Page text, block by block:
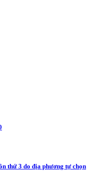
thứ 3 do địa phương tự chọn